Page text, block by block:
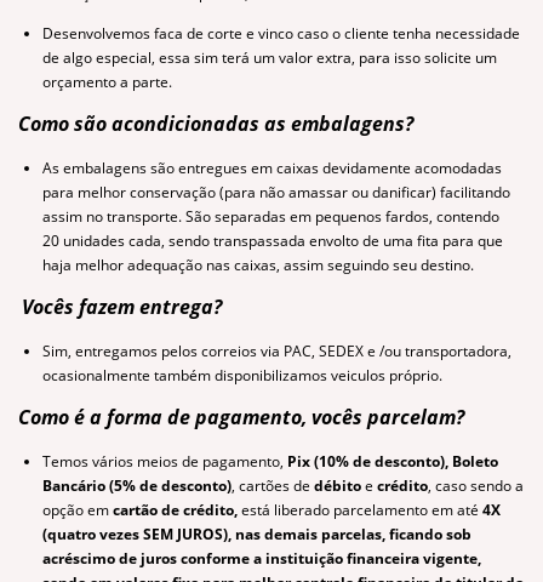
Desenvolvemos faca de corte e vinco caso o cliente tenha necessidade
de algo especial, essa sim terá um valor extra, para isso solicite um
orçamento a parte.
Como são acondicionadas as embalagens?
As embalagens são entregues em caixas devidamente acomodadas
para melhor conservação (para não amassar ou danificar) facilitando
assim no transporte. São separadas em pequenos fardos, contendo
20 unidadescada, sendo transpassada envolto de uma fita para que
haja melhor adequação nas caixas, assim seguindo seu destino.
Vocês fazem entrega?
Sim, entregamos pelos correios via PAC, SEDEX e /ou transportadora,
ocasionalmente também disponibilizamos veiculos próprio.
Como é a forma de pagamento, vocês parcelam?
Temos vários meios de pagamento, Pix (10% de desconto), Boleto
Bancário (5% de desconto), cartões de débitoe crédito, caso sendo a
opção emcartão de crédito,está liberado parcelamento em até 4X
(quatro vezes SEM JUROS), nas demais parcelas, ficando sob
acréscimo de juros conforme a instituição financeira vigente,